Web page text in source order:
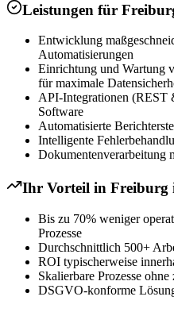
Leistungen für
Entwicklung
Automatisierungen
Einrichtung und Wartung
für maximale
API-Integrationen (REST
Software
Automatisierte
Intelligente
Ihr Vorteil in Freiburg
Bis zu 70% weniger
Prozesse
Durchschnittlich 500+
ROI typischerweise
Skalierbare Prozesse
DSGVO-konforme